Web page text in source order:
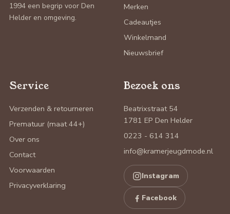
1994 een begrip voor Den
Helder en omgeving.
Merken
Cadeautjes
Winkelmand
Nieuwsbrief
Service
Verzenden & retourneren
Prematuur (maat 44+)
Over ons
Contact
Voorwaarden
Privacyverklaring
Bezoek ons
Beatrixstraat 54
1781 EP Den Helder
0223 - 614 314
info@kramerjeugdmode.nl
Instagram
Facebook